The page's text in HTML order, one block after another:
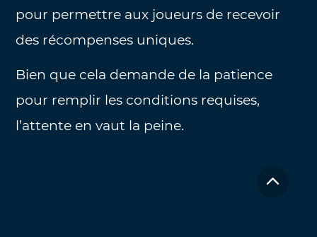
pour permettre aux joueurs de recevoir
des récompenses uniques.
Bien que cela demande de la patience
pour remplir les conditions requises,
l’attente en vaut la peine.